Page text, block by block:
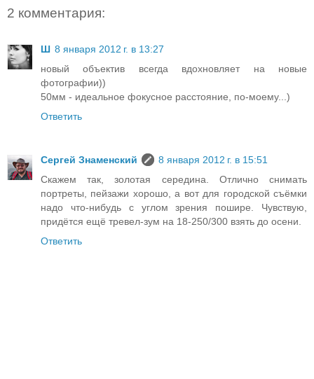
2 комментария:
Ш 8 января 2012 г. в 13:27
новый объектив всегда вдохновляет на новые
фотографии))
50мм - идеальное фокусное расстояние, по-моему...)
Ответить
Сергей Знаменский
8 января 2012 г. в 15:51
Скажем так, золотая середина. Отлично снимать
портреты, пейзажи хорошо, а вот для городской съёмки
надо что-нибудь с углом зрения пошире. Чувствую,
придётся ещё тревел-зум на 18-250/300 взять до осени.
Ответить